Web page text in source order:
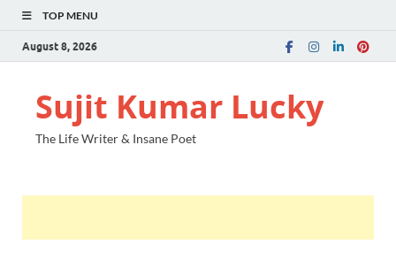
TOP MENU
August 8, 2026
Sujit Kumar Lucky
The Life Writer & Insane Poet